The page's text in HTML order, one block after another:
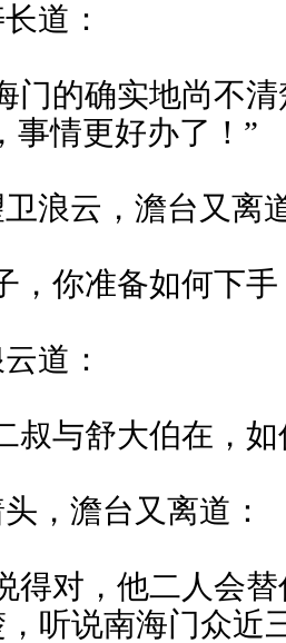
道：
门的确实地尚不清
事情更好办了！”
浪云，澹台又离
，你准备如何下手
道：
叔与舒大伯在，如
，澹台又离道：
得对，他二人会
听说南海门众近